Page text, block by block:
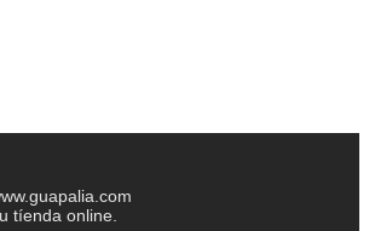
tíenda online.